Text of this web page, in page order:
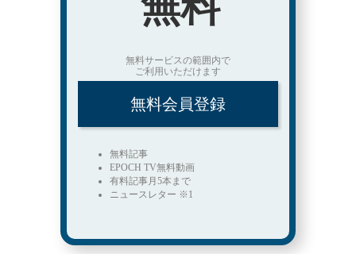
無料サービスの範囲内で
ご利用いただけます
無料会員登録
無料記事
EPOCH TV無料動画
有料記事月5本まで
ニュースレター ※1